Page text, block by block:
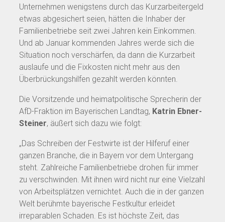
Unternehmen wenigstens durch das Kurzarbeitergeld
etwas abgesichert seien, hätten die Inhaber der
Familienbetriebe seit zwei Jahren kein Einkommen.
Und ab Januar kommenden Jahres werde sich die
Situation noch verschärfen, da dann die Kurzarbeit
auslaufe und die Fixkosten nicht mehr aus den
Überbrückungshilfen gezahlt werden könnten.
Die Vorsitzende und heimatpolitische Sprecherin der
AfD-Fraktion im Bayerischen Landtag, Katrin Ebner-
Steiner, äußert sich dazu wie folgt:
„Das Schreiben der Festwirte ist der Hilferuf einer
ganzen Branche, die in Bayern vor dem Untergang
steht. Zahlreiche Familienbetriebe drohen für immer
zu verschwinden. Mit ihnen wird nicht nur eine Vielzahl
von Arbeitsplätzen vernichtet. Auch die in der ganzen
Welt berühmte bayerische Festkultur erleidet
irreparablen Schaden. Es ist höchste Zeit, das